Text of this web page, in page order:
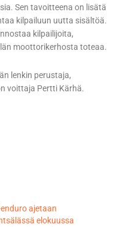
Sen tavoitteena on lisätä
kilpailuun uutta sisältöä.
kilpailijoita,
moottorikerhosta toteaa.
lenkin perustaja,
voittaja Pertti Kärhä.
ajetaan
elokuussa